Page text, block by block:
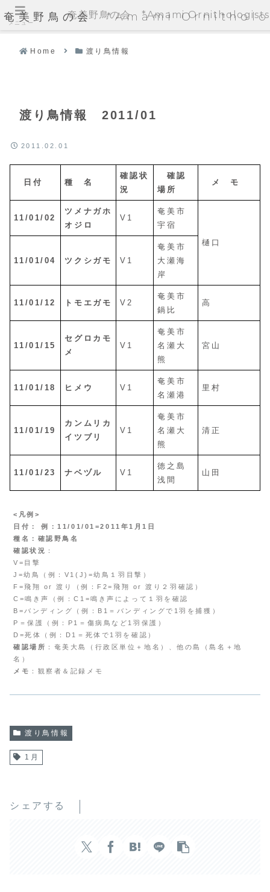
奄美野鳥の会 *Amami
Home 渡り鳥情報
渡り鳥情報 2011/01
2011.02.01
日付 種 名
確認状
況
確認
場所
メ モ
11/01/02
ツメナガホ
オジロ
V1
奄美市
宇宿
樋口
11/01/04
ツクシガモ V1
奄美市
大瀬海
岸
11/01/12 トモエガモ V2
奄美市
鍋比
高
11/01/15
セグロカモ
メ
V1
奄美市
名瀬大
熊
宮山
11/01/18 ヒメウ V1
奄美市
名瀬港
里村
11/01/19
カンムリカ
イツブリ
V1
奄美市
名瀬大
熊
清正
11/01/23 ナベヅル V1
徳之島
浅間
山田
<凡例>
日付： 例：11/01/01=2011年1月1日
種名：確認野鳥名
確認状況
：
V=目撃
J=幼鳥（例：V1(J)=幼鳥１羽目撃）
F=飛翔 or 渡り（例：F2=飛翔 or 渡り２羽確認）
C=鳴き声（例：C1=鳴き声によって１羽を確認
B=バンディング（例：B1＝バンディングで1羽を捕獲）
P＝保護（例：P1＝傷病鳥など1羽保護）
D=死体（例：D1＝死体で1羽を確認）
確認場所 ：奄美大島（行政区単位＋地名）、他の島（島名＋地
名）
メモ ：観察者＆記録メモ
渡り鳥情報
1月
シェアする
メニュー
奄美野鳥の会 *Amami